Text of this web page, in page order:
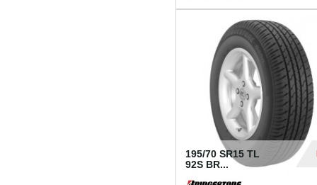
195/70 SR15 TL
92S BR...